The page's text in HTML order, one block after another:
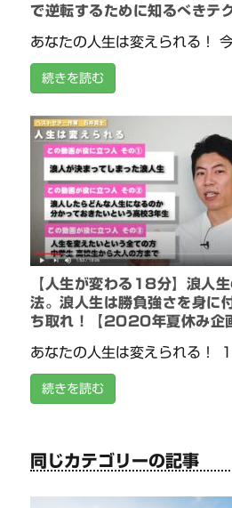
で逆転するために知るべきテ
あなたの人生は変えられる！
続きを読む
【人生が変わる18分】浪人
法。浪人生は勝負強さを身に
ち取れ！【2020年夏休み企
あなたの人生は変えられる！
続きを読む
同じカテゴリーの記事